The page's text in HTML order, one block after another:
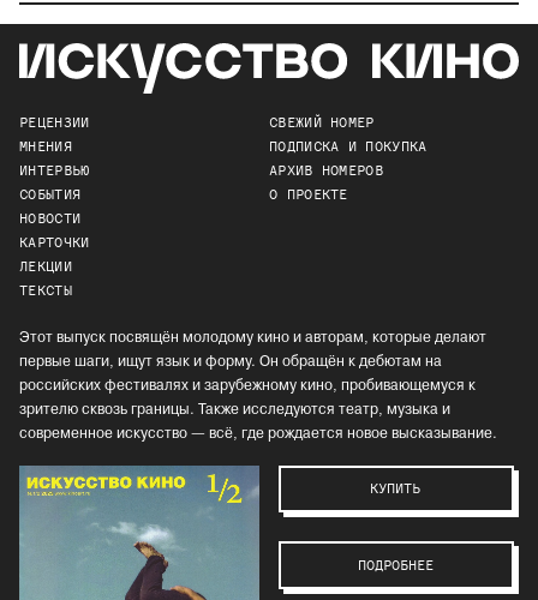
РЕЦЕНЗИИ
МНЕНИЯ
ИНТЕРВЬЮ
СОБЫТИЯ
НОВОСТИ
КАРТОЧКИ
ЛЕКЦИИ
ТЕКСТЫ
СВЕЖИЙ НОМЕР
ПОДПИСКА И ПОКУПКА
АРХИВ НОМЕРОВ
О ПРОЕКТЕ
Этот выпуск посвящён молодому кино и авторам, которые делают
первые шаги, ищут язык и форму. Он обращён к дебютам на
российских фестивалях и зарубежному кино, пробивающемуся к
зрителю сквозь границы. Также исследуются театр, музыка и
современное искусство — всё, где рождается новое высказывание.
КУПИТЬ
ПОДРОБНЕЕ